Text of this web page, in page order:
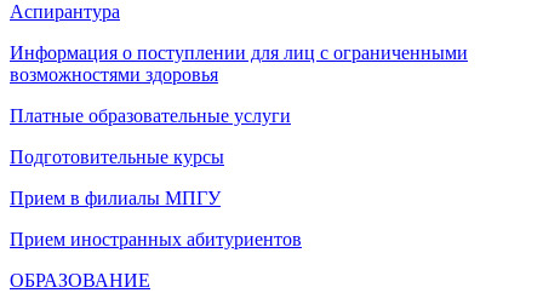
Аспирантура
Информация о поступлении для лиц с ограниченными
возможностями здоровья
Платные образовательные услуги
Подготовительные курсы
Прием в филиалы МПГУ
Прием иностранных абитуриентов
ОБРАЗОВАНИЕ